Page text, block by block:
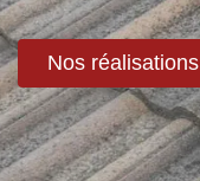
Nos réalisations